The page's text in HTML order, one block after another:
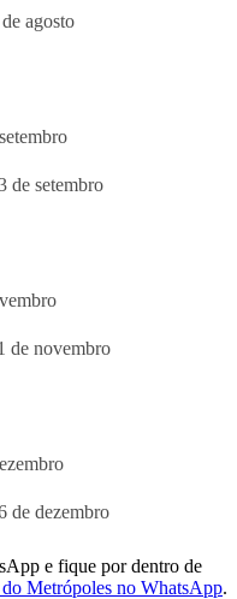
agosto
de setembro
de novembro
de dezembro
e fique por dentro de
Metrópoles no WhatsApp.